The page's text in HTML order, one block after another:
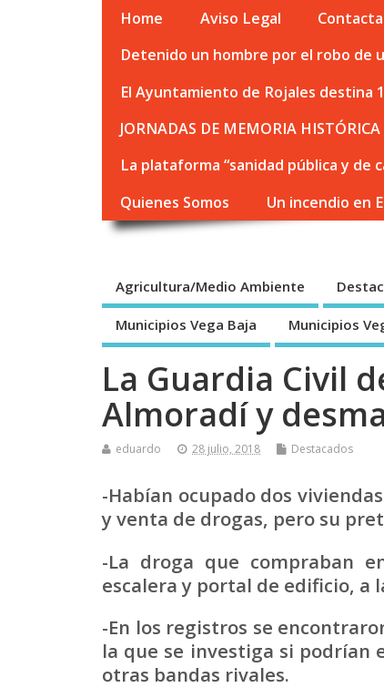
Home Aviso Legal Contacta
Detenido un hombre por el robo de
El Ayuntamiento de Rojales destina
JORNADAS DE MEMORIA
La plataforma “sanidad pública y
Quienes Somos
Un incendio en
Agricultura/Medio Ambiente
Municipios Vega Baja Municipios
La Guardia Civil
Almoradí y
eduardo 28 julio, 2018 Destacados
-Habían ocupado dos
y venta de drogas, pero su
-La droga que compraban
escalera y portal de edificio, a
-En los registros se
la que se investiga si podrían
otras bandas rivales.